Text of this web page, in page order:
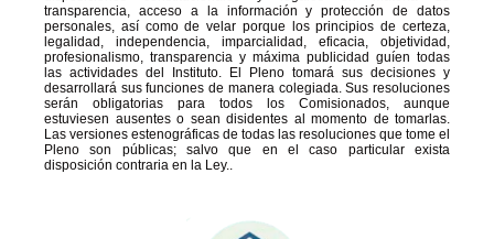
transparencia, acceso a la información y protección de datos
personales, así como de velar porque los principios de certeza,
legalidad, independencia, imparcialidad, eficacia, objetividad,
profesionalismo, transparencia y máxima publicidad guíen todas
las actividades del Instituto. El Pleno tomará sus decisiones y
desarrollará sus funciones de manera colegiada. Sus resoluciones
serán obligatorias para todos los Comisionados, aunque
estuviesen ausentes o sean disidentes al momento de tomarlas.
Las versiones estenográficas de todas las resoluciones que tome el
Pleno son públicas; salvo que en el caso particular exista
disposición contraria en la Ley..